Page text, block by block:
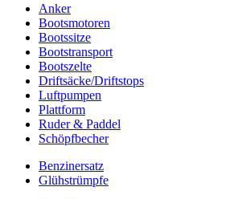
Anker
Bootsmotoren
Bootssitze
Bootstransport
Bootszelte
Driftsäcke/Driftstops
Luftpumpen
Plattform
Ruder & Paddel
Schöpfbecher
Benzinersatz
Glühstrümpfe